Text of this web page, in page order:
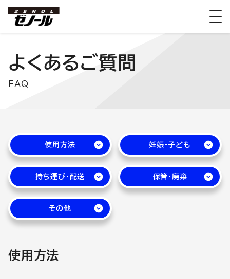
よくあるご質問
FAQ
使用方法 妊娠・子ども
持ち運び・配送 保管・廃棄
その他
使用方法